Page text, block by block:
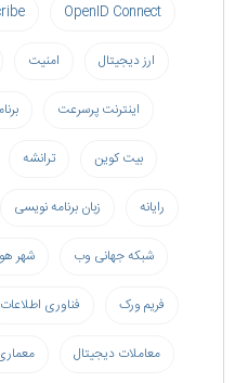
OpenID Connect
ارز دیجیتال امنیت
اینترنت پرسرعت
بیت کوین ترانشه
رایانه زبان برنامه نویسی
شبکه جهانی وب شهر
فریم ورک فناوری اطلاعات
معاملات دیجیتال